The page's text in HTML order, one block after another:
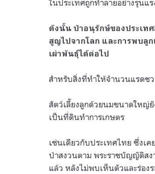
ในประเทศถูกทำลายอย่างรุนแร
ดังนั้น ป่าอนุรักษ์ของประเท
สูญไปจากโลก และการพบลู
เผ่าพันธุ์ได้ต่อไป
สำหรับสิ่งที่ทำให้จำนวนแรดช
สัตว์เลี้ยงลูกด้วยนมขนาดใหญ่
เป็นที่ดินทำการเกษตร
เช่นเดียวกับประเทศไทย ซึ่งเ
ป่าสงวนตาม พระราชบัญญัติส
แล้ว หลังไม่พบเห็นตัวและร่อง